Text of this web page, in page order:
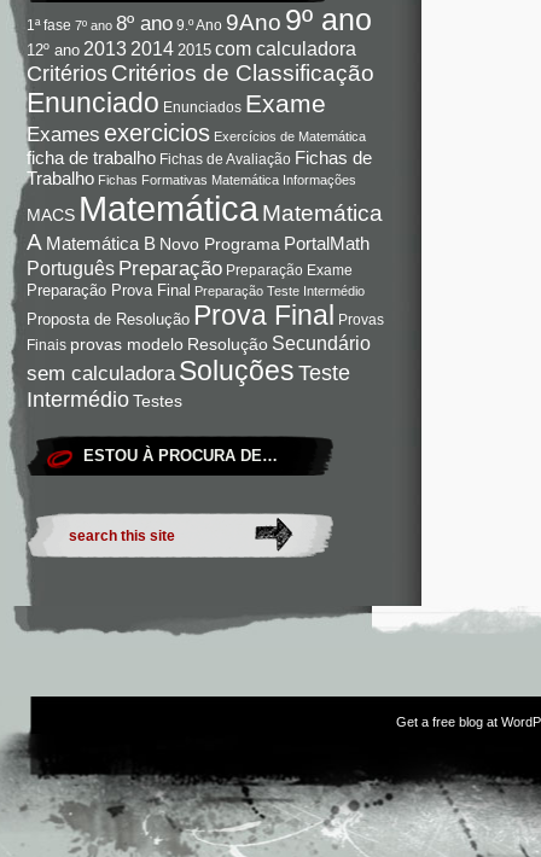
1ª fase 7º ano 8º ano 9.º Ano 9Ano 9º ano
12º ano 2013 2014 2015 com calculadora
Critérios Critérios de Classificação
Enunciado Enunciados Exame
Exames exercicios Exercícios de Matemática
ficha de trabalho Fichas de Avaliação Fichas de
Trabalho Fichas Formativas Matemática Informações
MACS Matemática Matemática
A Matemática B Novo Programa PortalMath
Português Preparação Preparação Exame
Preparação Prova Final Preparação Teste Intermédio
Proposta de Resolução Prova Final Provas
Finais provas modelo Resolução Secundário
sem calculadora Soluções Teste
IntermédioTestes
ESTOU À PROCURA DE…
Get a free blog at